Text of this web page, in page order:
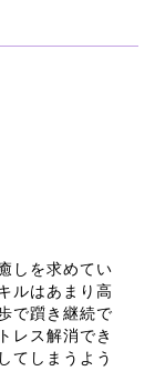
しを求めてい
ルはあまり高
で躓き継続で
レス解消でき
てしまうよう